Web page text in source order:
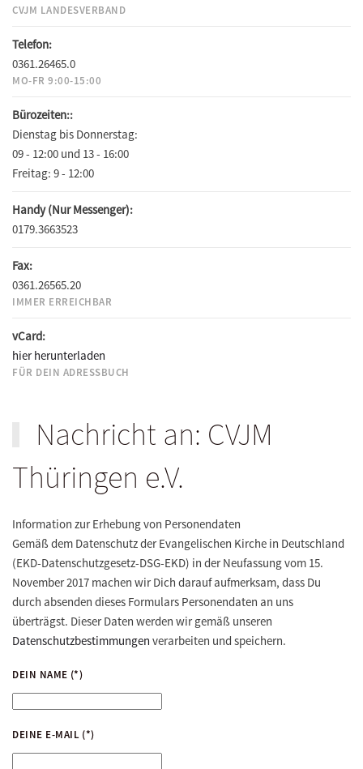
CVJM LANDESVERBAND
Telefon:
0361.26465.0
MO-FR 9:00-15:00
Bürozeiten::
Dienstag bis Donnerstag:
09 - 12:00 und 13 - 16:00
Freitag: 9 - 12:00
Handy (Nur Messenger):
0179.3663523
Fax:
0361.26565.20
IMMER ERREICHBAR
vCard:
hier herunterladen
FÜR DEIN ADRESSBUCH
Nachricht an: CVJM
Thüringen e.V.
Information zur Erhebung von Personendaten
Gemäß dem Datenschutz der Evangelischen Kirche in Deutschland
(EKD-Datenschutzgesetz-DSG-EKD) in der Neufassung vom 15.
November 2017 machen wir Dich darauf aufmerksam, dass Du
durch absenden dieses Formulars Personendaten an uns
überträgst. Dieser Daten werden wir gemäß unseren
Datenschutzbestimmungen verarbeiten und speichern.
DEIN NAME (*)
DEINE E-MAIL (*)